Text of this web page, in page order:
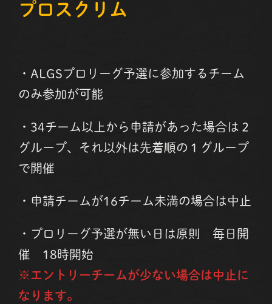
プロスクリム
・ALGSプロリーグ予選に参加するチーム
のみ参加が可能
・34チーム以上から申請があった場合は２
グループ、それ以外は先着順の１グループ
で開催
・申請チームが16チーム未満の場合は中止
・プロリーグ予選が無い日は原則 毎日開
催 18時開始
※エントリーチームが少ない場合は中止に
なります。